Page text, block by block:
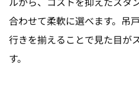
合わせて柔軟に選べます。 吊
行きを揃えることで見た目が
す。